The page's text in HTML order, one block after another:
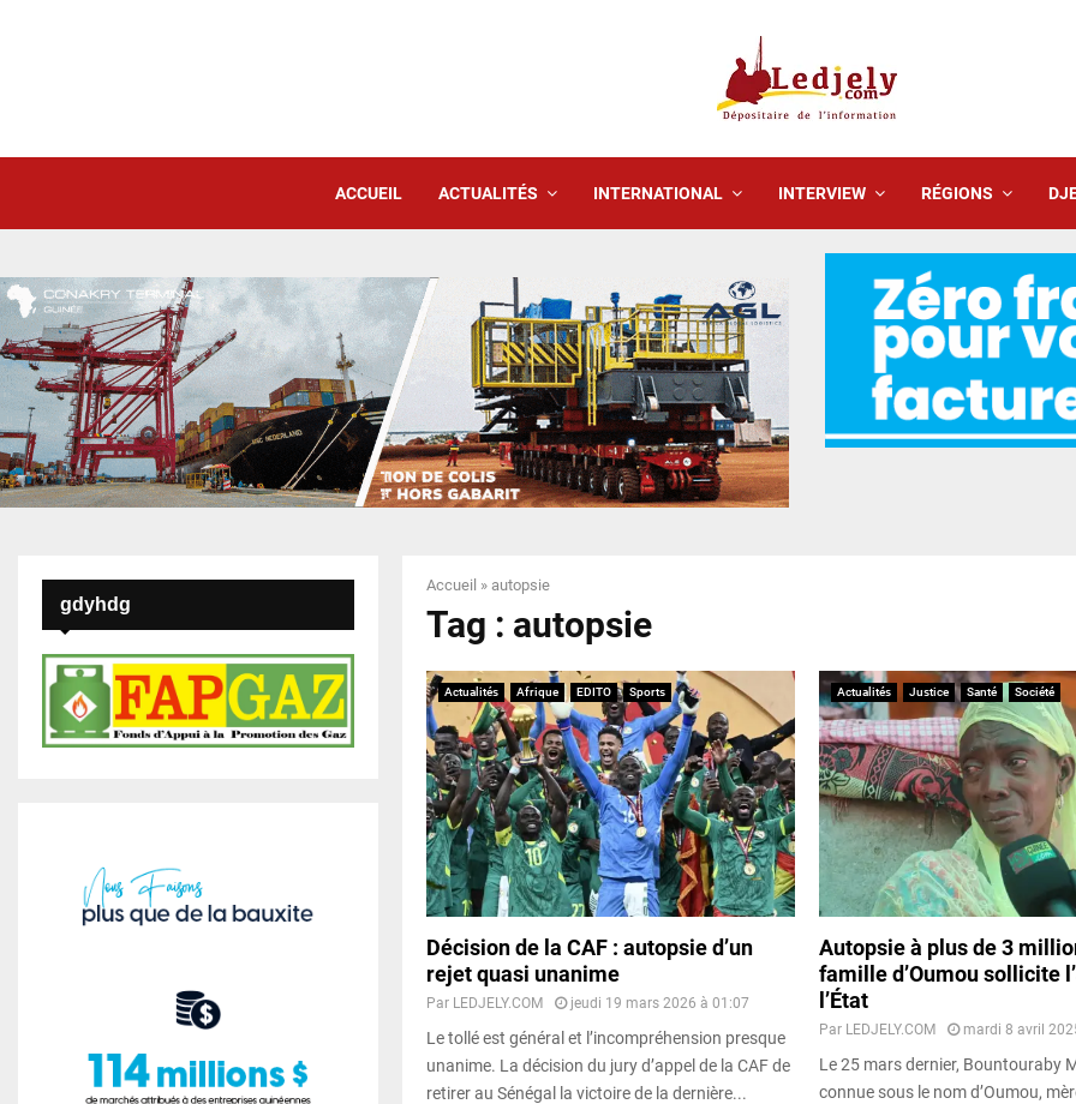
ACCUEIL ACTUALITÉS INTERNATIONAL INTERVIEW RÉGIONS
Accueil » autopsie
Tag : autopsie
Actualités Afrique EDITO Sports
Décision de la CAF : autopsie d’un
rejet quasi unanime
Par LEDJELY.COM jeudi 19 mars 2026 à 01:07
Le tollé est général et l’incompréhension presque
unanime. La décision du jury d’appel de la CAF de
retirer au Sénégal la victoire de la dernière...
Actualités Justice Santé Société
Autopsie à plus de 3
famille d’Oumou sollicite
l’État
Par LEDJELY.COM mardi 8 avril
Le 25 mars dernier, Bountouraby
connue sous le nom d’Oumou,
gdyhdg